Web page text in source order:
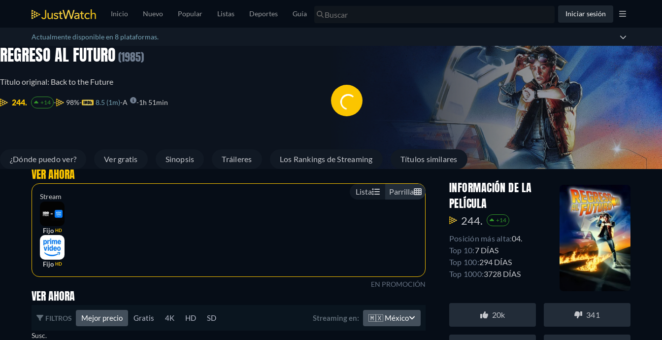
Inicio Nuevo Popular Listas Deportes Guía Iniciar sesión
Actualmente disponible en 8 plataformas.
REGRESO AL FUTURO (1985)
Título original: Back to the Future
244. +14 98% 8.5 (1m) A 1h 51min
¿Dónde puedo ver? Ver gratis Sinopsis Tráileres Los Rankings de Streaming Títulos similares
Lista Parrilla
VER AHORA
Stream
Fijo HD
Fijo HD
EN PROMOCIÓN
VER AHORA
FILTROS Mejor precio Gratis 4K HD SD Streaming en: 🇲🇽 México
Susc.
INFORMACIÓN DE LA
PELÍCULA
244. +14
Posición más alta:04.
Top 10:7 DÍAS
Top 100:294 DÍAS
Top 1000:3728 DÍAS
20k 341